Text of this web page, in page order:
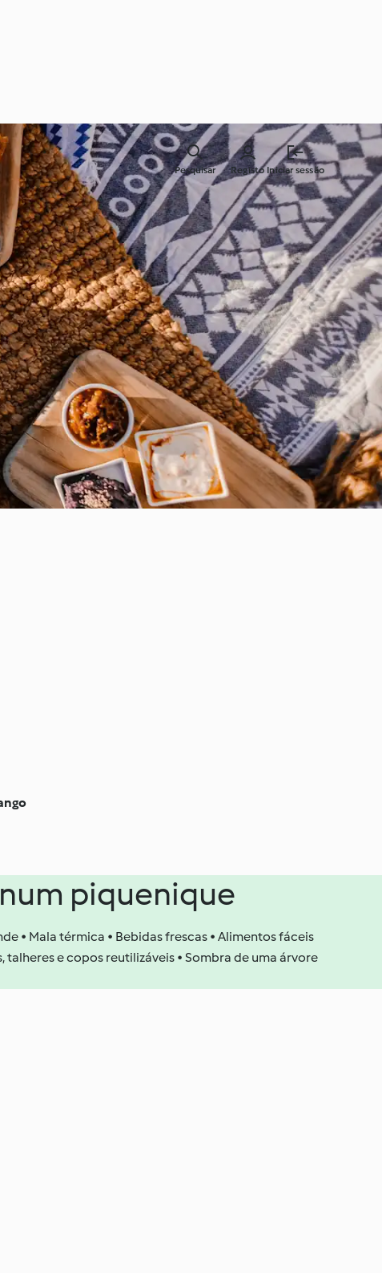
Registo Iniciar sessão
Pesquisar
piquenique
• Mala térmica • Bebidas frescas • Alimentos fáceis
talheres e copos reutilizáveis • Sombra de uma árvore